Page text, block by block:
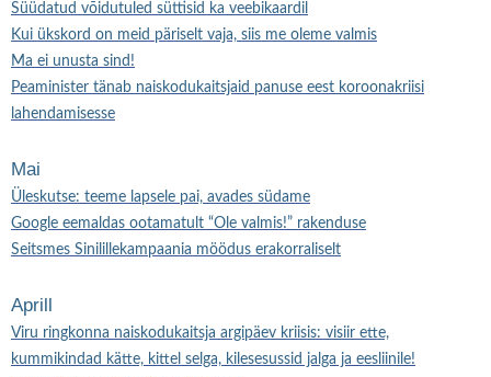
Süüdatud võidutuled süttisid ka veebikaardil
Kui ükskord on meid päriselt vaja, siis me oleme valmis
Ma ei unusta sind!
Peaminister tänab naiskodukaitsjaid panuse eest koroonakriisi
lahendamisesse
Mai
Üleskutse: teeme lapsele pai, avades südame
Google eemaldas ootamatult “Ole valmis!” rakenduse
Seitsmes Sinilillekampaania möödus erakorraliselt
Aprill
Viru ringkonna naiskodukaitsja argipäev kriisis: visiir ette,
kummikindad kätte, kittel selga, kilesesussid jalga ja eesliinile!